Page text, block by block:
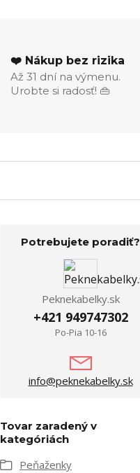
❤️ Nákup bez rizika
Až 31 dní na výmenu.
Urobte si radosť! 👜
Potrebujete poradiť?
Peknekabelky.sk
+421 949747302
Po-Pia 10-16
info@peknekabelky.sk
Tovar zaradený v
kategóriách
Peňaženky